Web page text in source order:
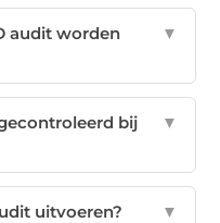
audit worden
▼
bij
▼
uitvoeren? ▼